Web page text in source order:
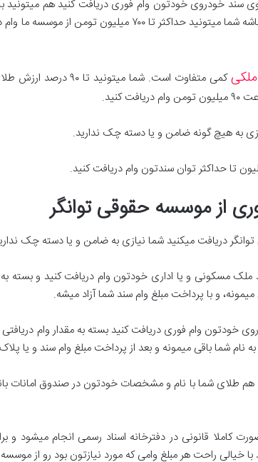
خودروی شما ارزش ۱ میلیاردی داشته باشه شما
کنید.
به هیچ گونه ضامن و یا دسته چک ندارید.
از موسسه حقوقی توانگر
دریافت میکنید شما نیازی به ضامن و یا دسته چک
مسکونی و یا اداری خودتون وام دریافت کنید و بسته
و با پرداخت مبلغ وام سند شما آزاد میشه.
خودتون وام فوری دریافت کنید بسته به مقدار وام
نام شما باقی میمونه و بعد از پرداخت مبلغ وام سند و یا
طلای شما با نام و مشخصات خودتون در صندوق امانات
کاملا قانونی در دفترخانه اسناد رسمی انجام میشود و
خیالی راحت هر مبلغ وامی که مورد نیازتون بود رو از